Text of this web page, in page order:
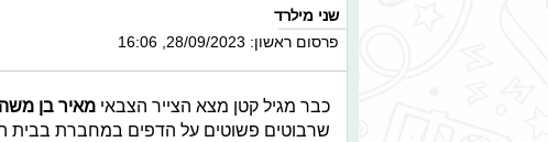
שני מילרד
פרסום ראשון: 28/09/2023, 16:06
כבר מגיל קטן מצא הצייר הצבאי מאיר בן משה
שרבוטים פשוטים על הדפים במחברת